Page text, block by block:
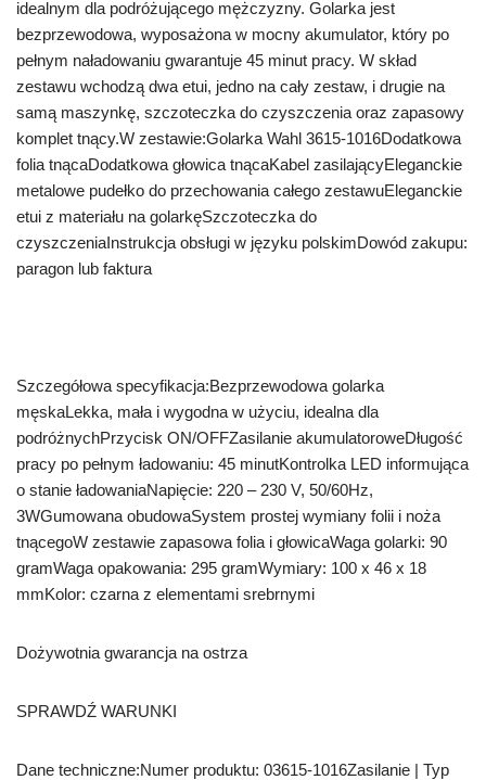
idealnym dla podróżującego mężczyzny. Golarka jest
bezprzewodowa, wyposażona w mocny akumulator, który po
pełnym naładowaniu gwarantuje 45 minut pracy. W skład
zestawu wchodzą dwa etui, jedno na cały zestaw, i drugie na
samą maszynkę, szczoteczka do czyszczenia oraz zapasowy
komplet tnący.W zestawie:Golarka Wahl 3615-1016Dodatkowa
folia tnącaDodatkowa głowica tnącaKabel zasilającyEleganckie
metalowe pudełko do przechowania całego zestawuEleganckie
etui z materiału na golarkęSzczoteczka do
czyszczeniaInstrukcja obsługi w języku polskimDowód zakupu:
paragon lub faktura
Szczegółowa specyfikacja:Bezprzewodowa golarka
męskaLekka, mała i wygodna w użyciu, idealna dla
podróżnychPrzycisk ON/OFFZasilanie akumulatoroweDługość
pracy po pełnym ładowaniu: 45 minutKontrolka LED informująca
o stanie ładowaniaNapięcie: 220 – 230 V, 50/60Hz,
3WGumowana obudowaSystem prostej wymiany folii i noża
tnącegoW zestawie zapasowa folia i głowicaWaga golarki: 90
gramWaga opakowania: 295 gramWymiary: 100 x 46 x 18
mmKolor: czarna z elementami srebrnymi
Dożywotnia gwarancja na ostrza
SPRAWDŹ WARUNKI
Dane techniczne:Numer produktu: 03615-1016Zasilanie | Typ